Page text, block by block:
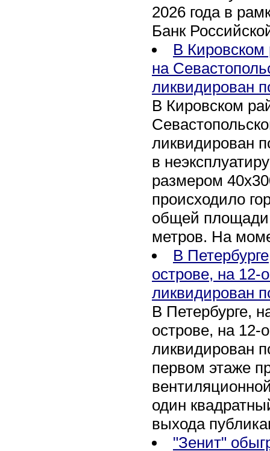
2026 года в
Банк
В Кировском
на
ликвидирован
В Кировском
ликвидирован
в
размером
происходило
общей площади
метров. На
В
острове, на 12-
ликвидирован
В Петербурге,
острове, на 12-
ликвидирован
первом этаже
один
выхода
"Зенит"